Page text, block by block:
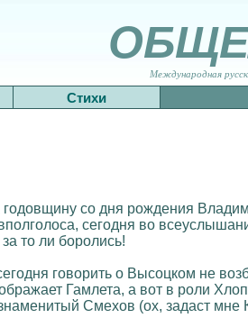
Международная
Стихи
со дня рождения
сегодня во
то ли боролись!
говорить о Высоцком не
Гамлета, а вот в роли
Смехов (ох, задаст